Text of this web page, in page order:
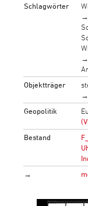
Schlagwörter
Objektträger
Geopolitik
Bestand
→